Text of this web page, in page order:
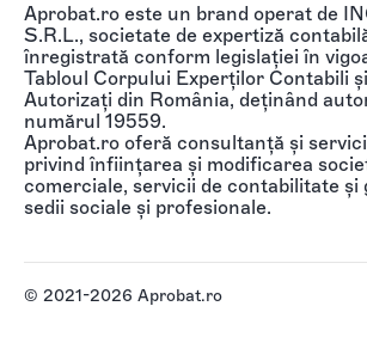
Aprobat.ro este un brand operat de
S.R.L., societate de expertiză
înregistrată conform legislației în
Tabloul Corpului Experților Contabili
Autorizați din România, deținând
numărul 19559.
Aprobat.ro oferă consultanță și
privind înființarea și modificarea
comerciale, servicii de contabilitate și
sedii sociale și profesionale.
© 2021-2026 Aprobat.ro